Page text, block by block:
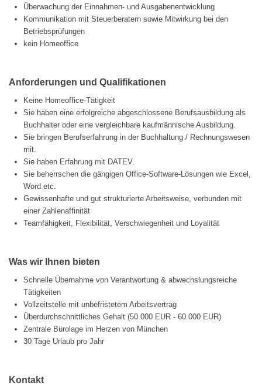
Überwachung der Einnahmen- und Ausgabenentwicklung
Kommunikation mit Steuerberatern sowie Mitwirkung bei den
Betriebsprüfungen
kein Homeoffice
Anforderungen und Qualifikationen
Keine Homeoffice-Tätigkeit
Sie haben eine erfolgreiche abgeschlossene Berufsausbildung als
Buchhalter oder eine vergleichbare kaufmännische Ausbildung.
Sie bringen Berufserfahrung in der Buchhaltung / Rechnungswesen
mit.
Sie haben Erfahrung mit DATEV.
Sie beherrschen die gängigen Office-Software-Lösungen wie Excel,
Word etc.
Gewissenhafte und gut strukturierte Arbeitsweise, verbunden mit
einer Zahlenaffinität
Teamfähigkeit, Flexibilität, Verschwiegenheit und Loyalität
Was wir Ihnen bieten
Schnelle Übernahme von Verantwortung & abwechslungsreiche
Tätigkeiten
Vollzeitstelle mit unbefristetem Arbeitsvertrag
Überdurchschnittliches Gehalt (50.000 EUR - 60.000 EUR)
Zentrale Bürolage im Herzen von München
30 Tage Urlaub pro Jahr
Kontakt